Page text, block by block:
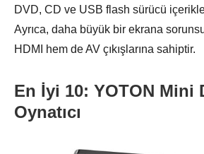
DVD, CD ve USB flash sürücü
Ayrıca, daha büyük bir ekrana
HDMI hem de AV çıkışlarına sahiptir.
En İyi 10: YOTON Mini
Oynatıcı